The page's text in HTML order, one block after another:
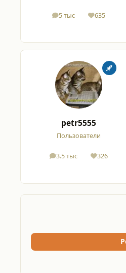
5 тыс
сообщения635
Репутация
petr5555
Пользователи
3.5 тыс
сообщения326